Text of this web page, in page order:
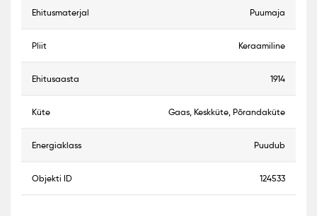
ehitusmaterjal Puumaja
pliit Keraamiline
ehitusaasta 1914
küte Gaas, Keskküte, Põrandaküte
energiaklass Puudub
objekti ID 124533